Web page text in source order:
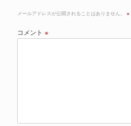
メールアドレスが公開されることはありません。 ※
コメント ※